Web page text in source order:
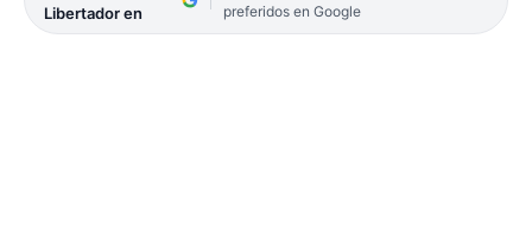
Libertador en
preferidos en Google